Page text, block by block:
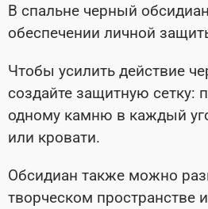
В спальне черный
обеспечении личной
Чтобы усилить действие
создайте защитную сетку:
одному камню в каждый
или кровати.
Обсидиан также можно
творческом пространстве